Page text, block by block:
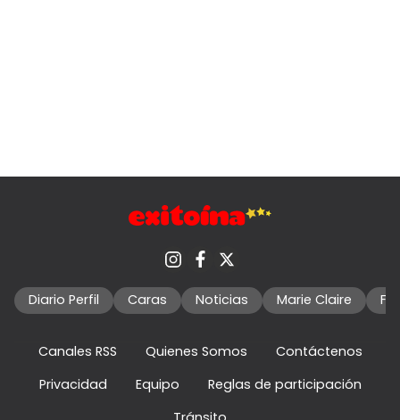
Diario Perfil Caras Noticias Marie Claire
Canales RSS Quienes Somos
Contáctenos
Privacidad
Equipo
Reglas de participación